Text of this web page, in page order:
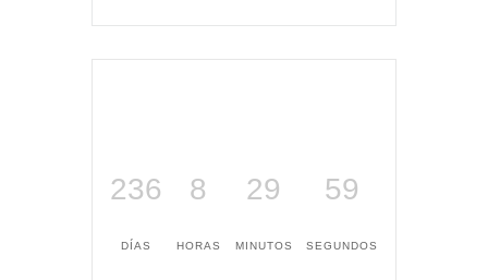
236
DÍAS
8
HORAS
29
MINUTOS
59
SEGUNDOS